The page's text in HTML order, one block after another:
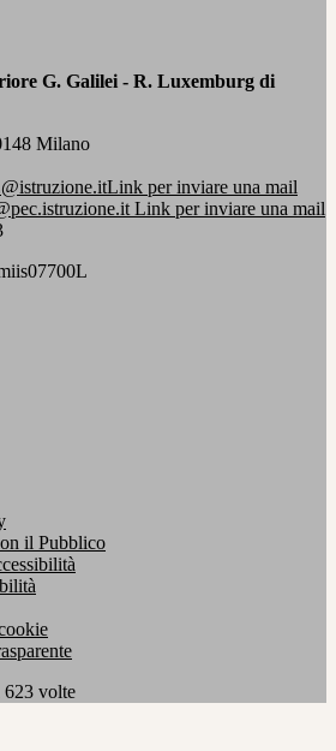
G. Galilei - R. Luxemburg di
Milano
Link per inviare una mail
Link per inviare una mail
il Pubblico
623 volte